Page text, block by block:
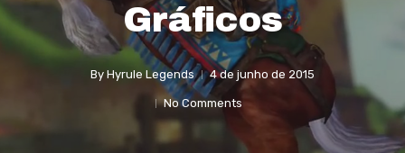
Gráficos
By Hyrule Legends 4 de junho de 2015
No Comments